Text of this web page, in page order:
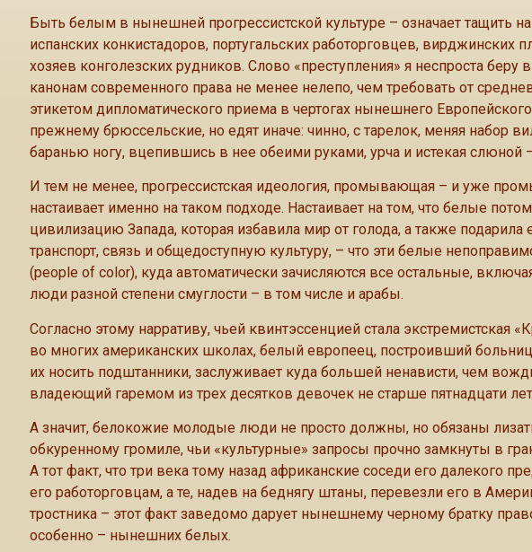
Быть белым в нынешней прогрессистской культуре – означает тащить
испанских конкистадоров, португальских работорговцев, вирджинских
хозяев конголезских рудников. Слово «преступления» я неспроста
канонам современного права не менее нелепо, чем требовать от
этикетом дипломатического приема в чертогах нынешнего
прежнему брюссельские, но едят иначе: чинно, с тарелок, меняя набор
баранью ногу, вцепившись в нее обеими руками, урча и истекая слюной
И тем не менее, прогрессистская идеология, промывающая – и уже
настаивает именно на таком подходе. Настаивает на том, что белые
цивилизацию Запада, которая избавила мир от голода, а также
транспорт, связь и общедоступную культуру, – что эти белые
(people of color), куда автоматически зачисляются все остальные,
люди разной степени смуглости – в том числе и арабы.
Согласно этому нарративу, чьей квинтэссенцией стала экстремистская
во многих американских школах, белый европеец, построивший
их носить подштанники, заслуживает куда большей ненависти, чем
владеющий гаремом из трех десятков девочек не старше пятнадцати
А значит, белокожие молодые люди не просто должны, но обязаны
обкуренному громиле, чьи «культурные» запросы прочно замкнуты в
А тот факт, что три века тому назад африканские соседи его далекого
его работорговцам, а те, надев на беднягу штаны, перевезли его в
тростника – этот факт заведомо дарует нынешнему черному братку
особенно – нынешних белых.